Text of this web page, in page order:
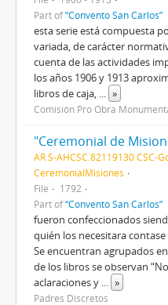
Part of“Convento San Carlos”
esta serie está compuesta
variada, de carácter
cuenta de las actividades
los años 1906 y 1913
libros de caja, ... »
Comisión Pro Obra
"Ceremonial de
AR S-AHCSC.82119130 CSC-
CeremonialMisiones
File
1792
Part of“Convento San Carlos”
fueron confeccionados
quién los necesitara
Se encuentran agrupados
de los libros se observan
aclaraciones y ... »
Padres Discretos